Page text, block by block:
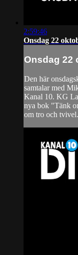
2:59:46
Onsdag 22
Onsdag 22
Den här
samtalar med
Kanal 10. KG
nya bok "Tänk
om tro och